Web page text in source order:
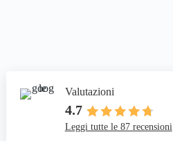
Valutazioni
4.7
Leggi tutte le 87 recensioni